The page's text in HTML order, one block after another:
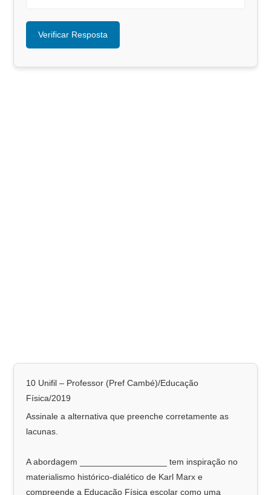
Verificar Resposta
10 Unifil – Professor (Pref Cambé)/Educação
Física/2019
Assinale a alternativa que preenche corretamente as
lacunas.
A abordagem __________________ tem inspiração no
materialismo histórico-dialético de Karl Marx e
compreende a Educação Física escolar como uma